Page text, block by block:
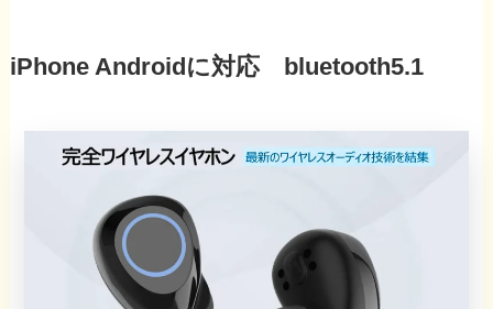
iPhone Androidに対応 bluetooth5.1